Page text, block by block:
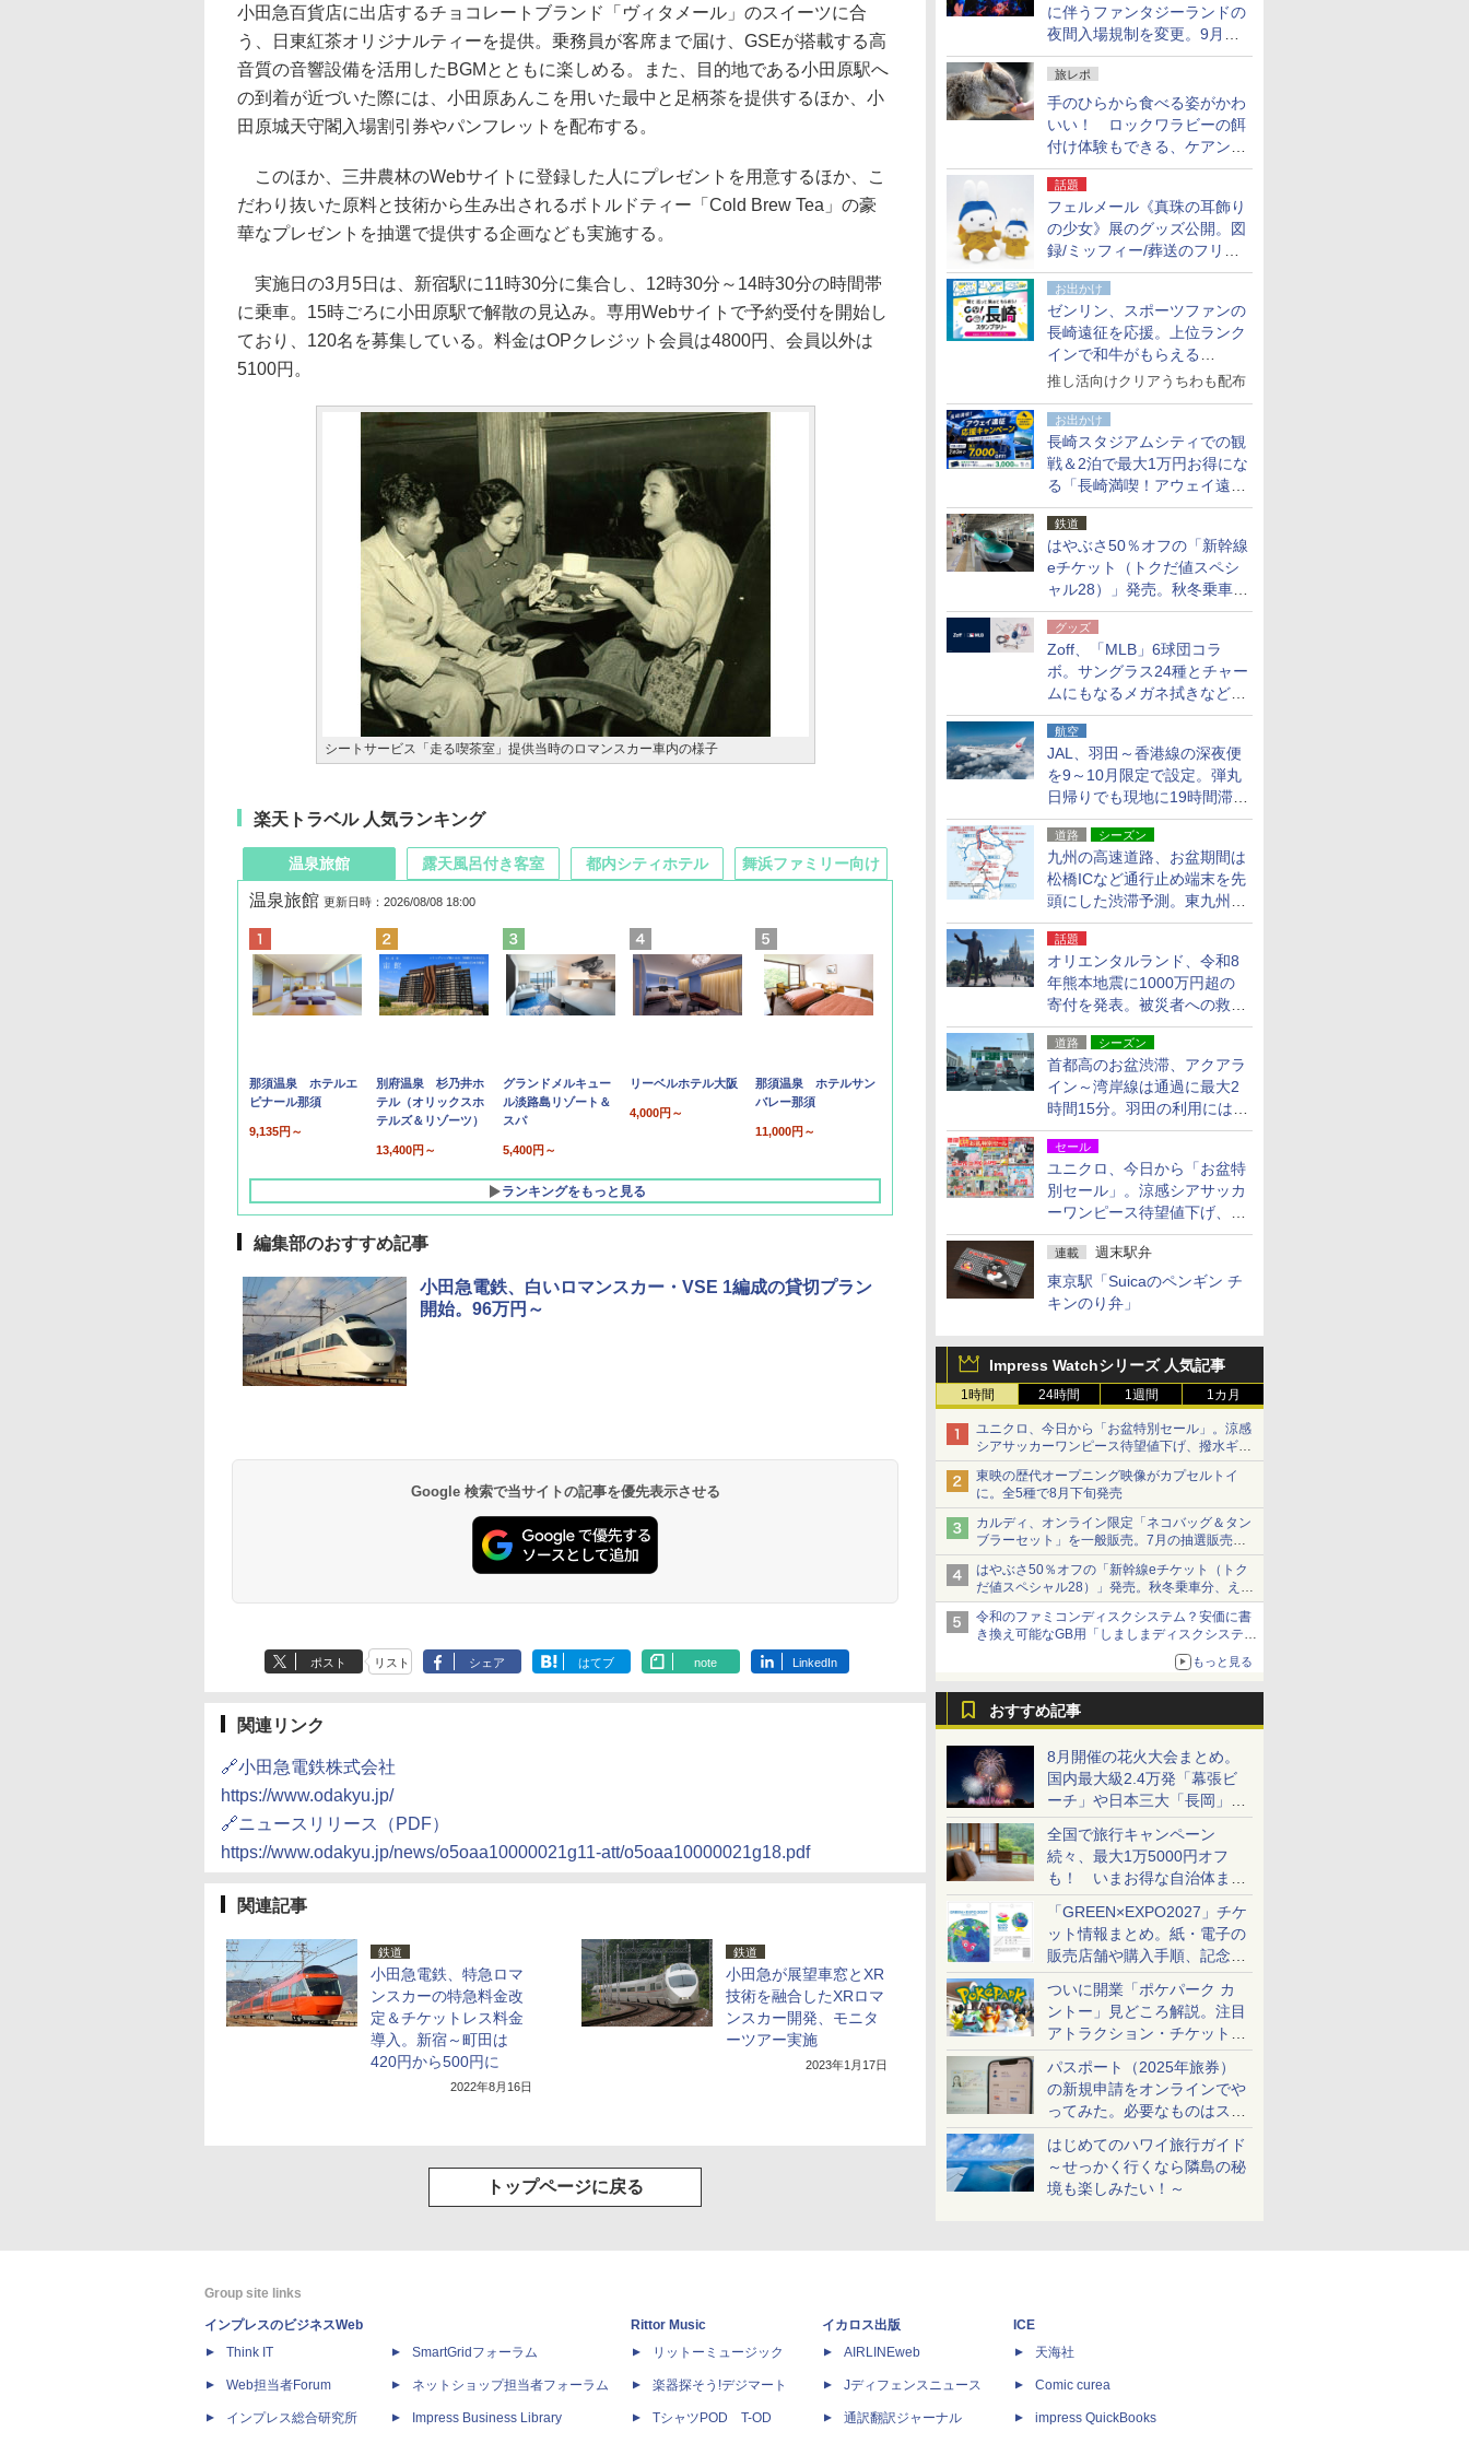
に伴うファンタジーランドの
夜間入場規制を変更。9月か
ら18時50分～20時ごろに
旅レポ
手のひらから食べる姿がかわ
いい！ ロックワラビーの餌
付け体験もできる、ケアンズ
でアサートン高原の日本語ガ
イド付きツアーに参加してみ
た
話題
フェルメール《真珠の耳飾り
の少女》展のグッズ公開。図
録/ミッフィー/葬送のフリー
レンほか、注目ブランドコラ
ボが実現
お出かけ
ゼンリン、スポーツファンの
長崎遠征を応援。上位ランク
インで和牛がもらえる
「GO！GO！長崎スタンプラ
推し活向けクリアうちわも配布
お出かけ
長崎スタジアムシティでの観
戦＆2泊で最大1万円お得にな
る「長崎満喫！アウェイ遠征
応援キャンペーン」
鉄道
はやぶさ50％オフの「新幹線
eチケット（トクだ値スペシ
ャル28）」発売。秋冬乗車
分、えきねっと限定
グッズ
Zoff、「MLB」6球団コラ
ボ。サングラス24種とチャー
ムにもなるメガネ拭きなど雑
貨24種
航空
JAL、羽田～香港線の深夜便
を9～10月限定で設定。弾丸
日帰りでも現地に19時間滞在
できる
道路 シーズン
九州の高速道路、お盆期間は
松橋ICなど通行止め端末を先
頭にした渋滞予測。東九州道
への迂回は料金調整を実施
話題
オリエンタルランド、令和8
年熊本地震に1000万円超の
寄付を発表。被災者への救援
活動・復旧支援
道路 シーズン
首都高のお盆渋滞、アクアラ
イン～湾岸線は通過に最大2
時間15分。羽田の利用には
「空港西出口」の利用検討を
セール
ユニクロ、今日から「お盆特
別セール」。涼感シアサッカ
ーワンピース待望値下げ、撥
水ギアショーツは1990円に
連載 週末駅弁
東京駅「Suicaのペンギン チ
キンのり弁」
Impress Watchシリーズ 人気記事
1時間 24時間 1週間 1カ月
ユニクロ、今日から「お盆特別セール」。涼感
シアサッカーワンピース待望値下げ、撥水ギア
ショーツは1990円に
東映の歴代オープニング映像がカプセルトイ
に。全5種で8月下旬発売
カルディ、オンライン限定「ネコバッグ＆タン
ブラーセット」を一般販売。7月の抽選販売の
当選無効分
はやぶさ50％オフの「新幹線eチケット（トク
だ値スペシャル28）」発売。秋冬乗車分、えき
ねっと限定
令和のファミコンディスクシステム？安価に書
き換え可能なGB用「しましまディスクシステ
もっと見る
おすすめ記事
8月開催の花火大会まとめ。
国内最大級2.4万発「幕張ビ
ーチ」や日本三大「長岡」な
ど大型イベント目白押し！
全国で旅行キャンペーン
続々、最大1万5000円オフ
も！ いまお得な自治体まと
め
「GREEN×EXPO2027」チケ
ット情報まとめ。紙・電子の
販売店舗や購入手順、記念チ
ケットも解説
ついに開業「ポケパーク カ
ントー」見どころ解説。注目
アトラクション・チケット手
配・来場前に必要な準備は？
パスポート（2025年旅券）
の新規申請をオンラインでや
ってみた。必要なものはスマ
ホとマイナカードのみ
はじめてのハワイ旅行ガイド
～せっかく行くなら隣島の秘
境も楽しみたい！～
小田急百貨店に出店するチョコレートブランド「ヴィタメール」のスイーツに合
う、日東紅茶オリジナルティーを提供。乗務員が客席まで届け、GSEが搭載する高
音質の音響設備を活用したBGMとともに楽しめる。また、目的地である小田原駅へ
の到着が近づいた際には、小田原あんこを用いた最中と足柄茶を提供するほか、小
田原城天守閣入場割引券やパンフレットを配布する。
このほか、三井農林のWebサイトに登録した人にプレゼントを用意するほか、こ
だわり抜いた原料と技術から生み出されるボトルドティー「Cold Brew Tea」の豪
華なプレゼントを抽選で提供する企画なども実施する。
実施日の3月5日は、新宿駅に11時30分に集合し、12時30分～14時30分の時間帯
に乗車。15時ごろに小田原駅で解散の見込み。専用Webサイトで予約受付を開始し
ており、120名を募集している。料金はOPクレジット会員は4800円、会員以外は
5100円。
シートサービス「走る喫茶室」提供当時のロマンスカー車内の様子
楽天トラベル 人気ランキング
温泉旅館
温泉旅館 更新日時：2026/08/08 18:00
那須温泉 ホテルエ
ピナール那須
9,135円～
別府温泉 杉乃井ホ
テル（オリックスホ
テルズ＆リゾーツ）
13,400円～
グランドメルキュー
ル淡路島リゾート＆
スパ
5,400円～
リーベルホテル大阪
4,000円～
那須温泉 ホテルサン
バレー那須
11,000円～
ランキングをもっと見る
露天風呂付き客室
10,450円～
19,541円～
都内シティホテル 舞浜ファミリー向け
7,950円～
5,758円～
編集部のおすすめ記事
小田急電鉄、白いロマンスカー・VSE 1編成の貸切プラン
開始。96万円～
Google 検索で当サイトの記事を優先表示させる
ポスト リスト シェア はてブ note LinkedIn
関連リンク
🔗小田急電鉄株式会社
https://www.odakyu.jp/
🔗ニュースリリース（PDF）
https://www.odakyu.jp/news/o5oaa10000021g11-att/o5oaa10000021g18.pdf
関連記事
鉄道
小田急電鉄、特急ロマ
ンスカーの特急料金改
定＆チケットレス料金
導入。新宿～町田は
420円から500円に
2022年8月16日
鉄道
小田急が展望車窓とXR
技術を融合したXRロマ
ンスカー開発、モニタ
ーツアー実施
2023年1月17日
トップページに戻る
Group site links
インプレスのビジネスWeb
Think IT
Web担当者Forum
インプレス総合研究所
SmartGridフォーラム
ネットショップ担当者フォーラム
Impress Business Library
Rittor Music
リットーミュージック
楽器探そう!デジマート
TシャツPOD T-OD
イカロス出版
AIRLINEweb
Jディフェンスニュース
通訳翻訳ジャーナル
ICE
天海社
Comic curea
impress QuickBooks